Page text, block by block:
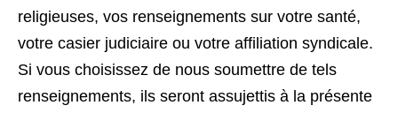
religieuses, vos renseignements sur votre santé,
votre casier judiciaire ou votre affiliation syndicale.
Si vous choisissez de nous soumettre de tels
renseignements, ils seront assujettis à la présente